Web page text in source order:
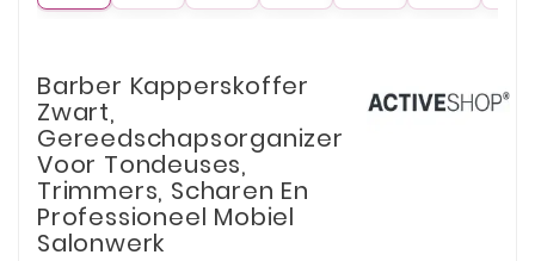
Barber Kapperskoffer
Zwart,
Gereedschapsorganizer
Voor Tondeuses,
Trimmers, Scharen En
Professioneel Mobiel
Salonwerk